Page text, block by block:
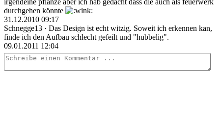
irgendeine pflanze aber ich hab gedacht dass die auch als feuerwerk
durchgehen könnte
31.12.2010 09:17
Schnegge13 · Das Design ist echt witzig. Soweit ich erkennen kan,
finde ich den Aufbau schlecht gefeilt und "hubbelig".
09.01.2011 12:04